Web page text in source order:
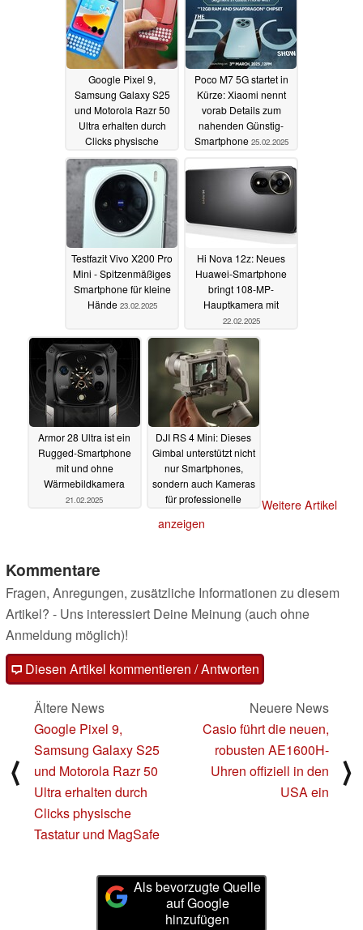
26.02.2025
Google Pixel 9,
Samsung Galaxy S25
und Motorola Razr 50
Ultra erhalten durch
Clicks physische
Tastatur und MagSafe
25.02.2025
Poco M7 5G startet in
Kürze: Xiaomi nennt
vorab Details zum
nahenden Günstig-
Smartphone 25.02.2025
Testfazit Vivo X200 Pro
Mini - Spitzenmäßiges
Smartphone für kleine
Hände 23.02.2025
Hi Nova 12z: Neues
Huawei-Smartphone
bringt 108-MP-
Hauptkamera mit
22.02.2025
Armor 28 Ultra ist ein
Rugged-Smartphone
mit und ohne
Wärmebildkamera
21.02.2025
DJI RS 4 Mini: Dieses
Gimbal unterstützt nicht
nur Smartphones,
sondern auch Kameras
für professionelle
Weitere Artikel
anzeigen
Kommentare
Fragen, Anregungen, zusätzliche Informationen zu diesem
Artikel? - Uns interessiert Deine Meinung (auch ohne
Anmeldung möglich)!
Diesen Artikel kommentieren / Antworten
⟨
Ältere News
Google Pixel 9,
Samsung Galaxy S25
und Motorola Razr 50
Ultra erhalten durch
Clicks physische
Tastatur und MagSafe
Neuere News
Casio führt die neuen,
robusten AE1600H-
Uhren offiziell in den
USA ein
⟩
Als bevorzugte Quelle
auf Google
hinzufügen